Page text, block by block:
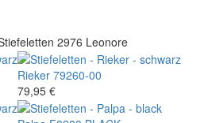
2976 Leonore
Rieker 79260-00
79,95 €